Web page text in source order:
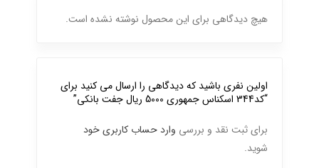
هیچ دیدگاهی برای این محصول نوشته نشده است.
اولین نفری باشید که دیدگاهی را ارسال می کنید برای
“کد344 اسکناس جمهوری 5000 ریال جفت بانکی”
برای ثبت نقد و بررسی وارد حساب کاربری خود
شوید.